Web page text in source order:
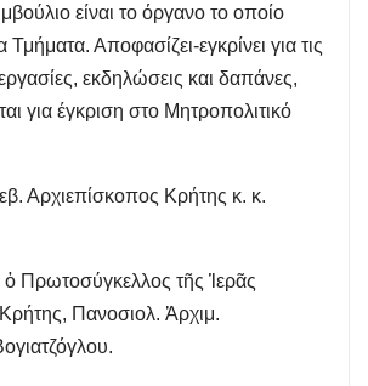
είναι το όργανο το οποίο
Τμήματα. Αποφασίζει-εγκρίνει για τις
εκδηλώσεις και δαπάνες,
για έγκριση στο Μητροπολιτικό
Αρχιεπίσκοπος Κρήτης κ. κ.
ὁ Πρωτοσύγκελλος τῆς Ἱερᾶς
Πανοσιολ. Ἀρχιμ.